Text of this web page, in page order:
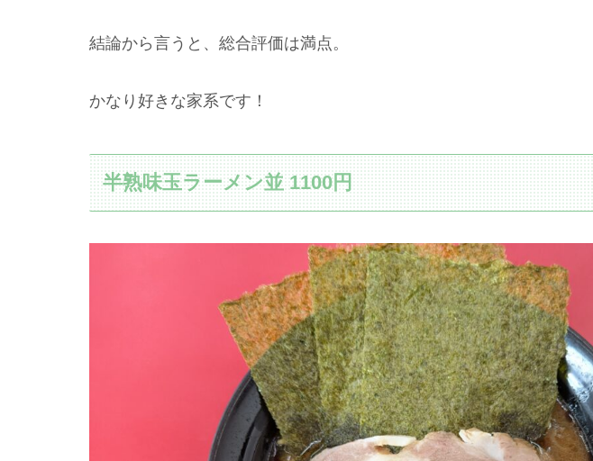
結論から言うと、総合評価は満点。
かなり好きな家系です！
半熟味玉ラーメン並 1100円